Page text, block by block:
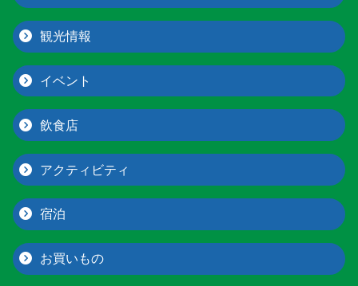
観光情報
イベント
飲食店
アクティビティ
宿泊
お買いもの